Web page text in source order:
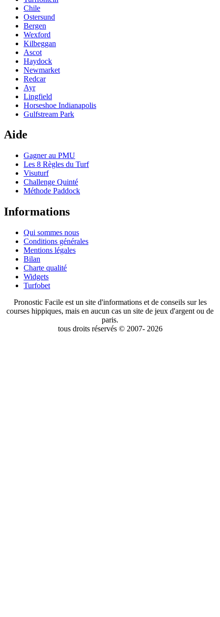
Chile
Ostersund
Bergen
Wexford
Kilbeggan
Ascot
Haydock
Newmarket
Redcar
Ayr
Lingfield
Horseshoe Indianapolis
Gulfstream Park
Aide
Gagner au PMU
Les 8 Règles du Turf
Visuturf
Challenge Quinté
Méthode Paddock
Informations
Qui sommes nous
Conditions générales
Mentions légales
Bilan
Charte qualité
Widgets
Turfobet
Pronostic Facile est un site d'informations et de conseils sur les
courses hippiques, mais en aucun cas un site de jeux d'argent ou de
paris.
tous droits réservés © 2007- 2026